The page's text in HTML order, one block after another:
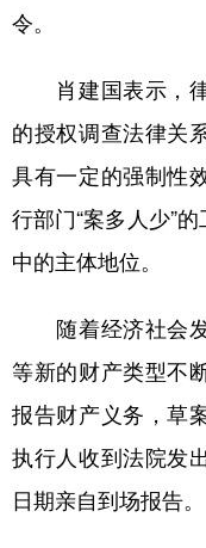
令。
肖建国表示，律
的授权调查法律关
具有一定的强制性
行部门“案多人少”
中的主体地位。
随着经济社会发
等新的财产类型不
报告财产义务，草
执行人收到法院发
日期亲自到场报告。